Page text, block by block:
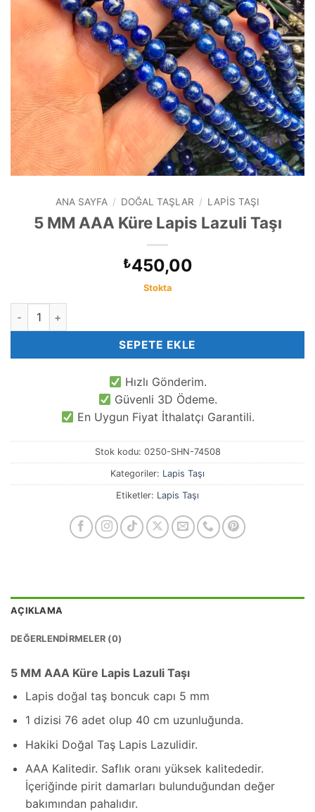
ANA SAYFA / DOĞAL TAŞLAR / LAPIS TAŞI
5 MM AAA Küre Lapis Lazuli Taşı
₺450,00
Stokta
5 MM AAA Küre Lapis Lazuli Taşı adet
SEPETE EKLE
Hızlı Gönderim.
Güvenli 3D Ödeme.
En Uygun Fiyat İthalatçı Garantili.
Stok kodu: 0250-SHN-74508
Kategoriler: Lapis Taşı
Etiketler: Lapis Taşı
AÇIKLAMA
DEĞERLENDIRMELER (0)
5 MM AAA Küre Lapis Lazuli Taşı
Lapis doğal taş boncuk capı 5 mm
1 dizisi 76 adet olup 40 cm uzunluğunda.
Hakiki Doğal Taş Lapis Lazulidir.
AAA Kalitedir. Saflık oranı yüksek kalitededir.
İçeriğinde pirit damarları bulunduğundan değer
bakımından pahalıdır.